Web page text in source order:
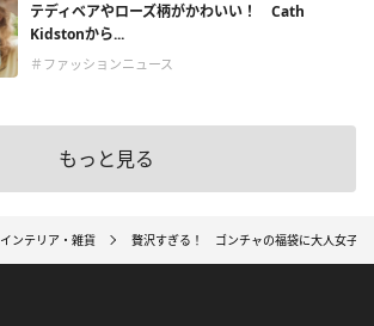
テディベアやローズ柄がかわいい！ Cath
Kidstonから...
＃ファッションニュース
もっと見る
インテリア・雑貨 贅沢すぎる！ ゴンチャの福袋に大人女子も